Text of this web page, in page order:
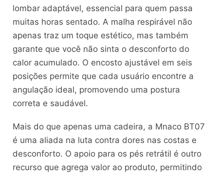
lombar adaptável, essencial para quem passa
muitas horas sentado. A malha respirável não
apenas traz um toque estético, mas também
garante que você não sinta o desconforto do
calor acumulado. O encosto ajustável em seis
posições permite que cada usuário encontre a
angulação ideal, promovendo uma postura
correta e saudável.
Mais do que apenas uma cadeira, a Mnaco BT07
é uma aliada na luta contra dores nas costas e
desconforto. O apoio para os pés retrátil é outro
recurso que agrega valor ao produto, permitindo